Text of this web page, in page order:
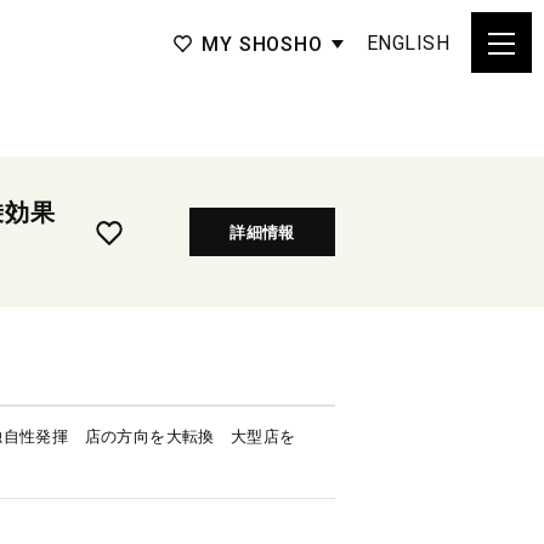
MY SHOSHO ENGLISH
果
詳細情報
性発揮 店の方向を大転換 大型店を